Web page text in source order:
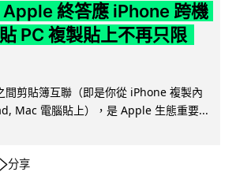
終答應 iPhone 跨機
PC 複製貼上不再只限
剪貼簿互聯（即是你從 iPhone 複製內
Mac 電腦貼上），是 Apple 生態重要...
分享